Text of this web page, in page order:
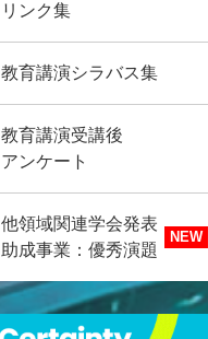
リンク集
教育講演シラバス集
教育講演受講後
アンケート
他領域関連学会発表
助成事業：優秀演題